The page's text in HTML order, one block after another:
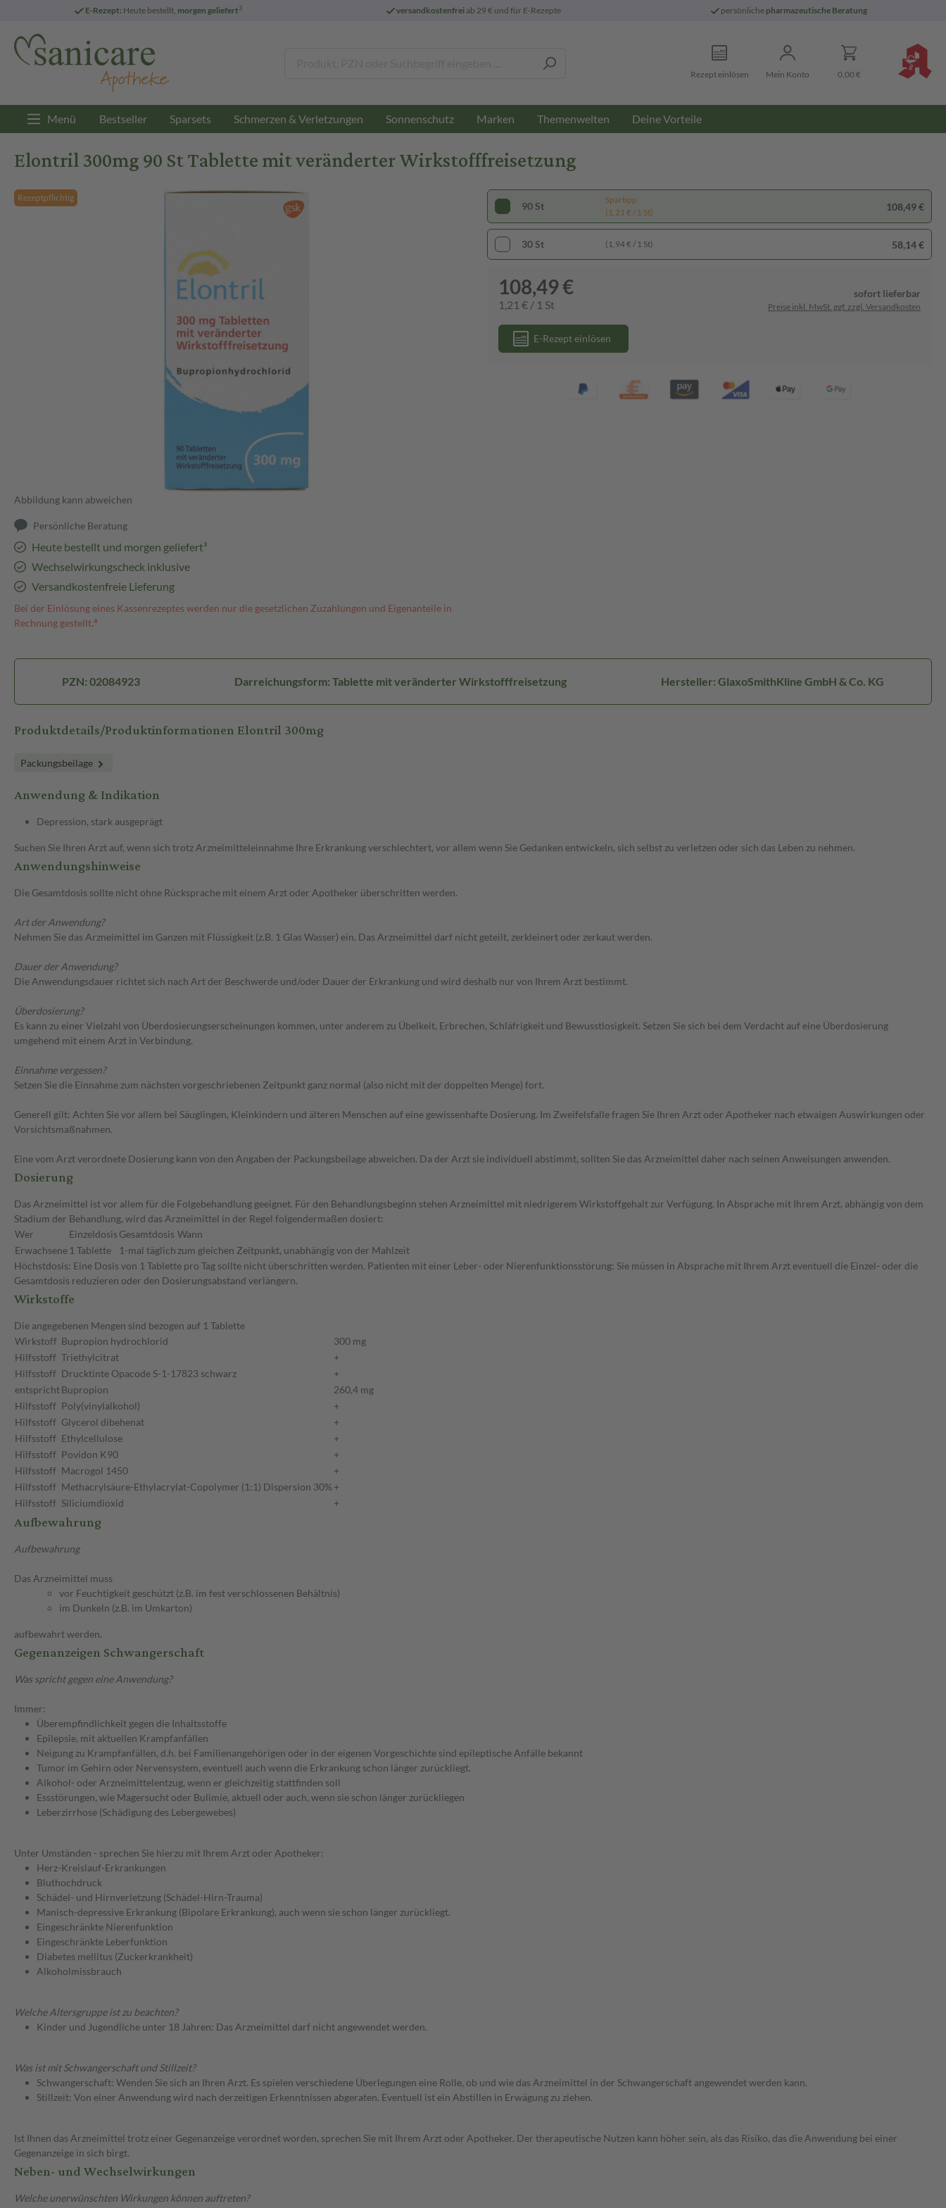
E-Rezept: Heute bestellt, morgen geliefert3 versandkostenfreiab 29 € und für E-Rezepte persönliche pharmazeutische Beratung
Rezept einlösen Mein Konto 0,00 €
Menü Bestseller Sparsets Schmerzen & Verletzungen Sonnenschutz Marken Themenwelten Deine Vorteile
Elontril 300mg 90 St Tablette mit veränderter Wirkstofffreisetzung
Rezeptpflichtig
Abbildung kann abweichen
Persönliche Beratung
Heute bestellt und morgen geliefert³
Wechselwirkungscheck inklusive
Versandkostenfreie Lieferung
Bei der Einlösung eines Kassenrezeptes werden nur die gesetzlichen Zuzahlungen und Eigenanteile in
Rechnung gestellt.⁴
90 St
Spartipp
(1,21 € / 1 St)
108,49 €
30 St (1,94 € / 1 St) 58,14 €
108,49 €
1,21 € / 1 St
sofort lieferbar
Preise inkl. MwSt. ggf. zzgl. Versandkosten
E-Rezept einlösen
PZN: 02084923 Darreichungsform: Tablette mit veränderter Wirkstofffreisetzung Hersteller: GlaxoSmithKline GmbH & Co. KG
Produktdetails/Produktinformationen Elontril 300mg
Packungsbeilage
Anwendung & Indikation
Depression, stark ausgeprägt
Suchen Sie Ihren Arzt auf, wenn sich trotz Arzneimitteleinnahme Ihre Erkrankung verschlechtert, vor allem wenn Sie Gedanken entwickeln, sich selbst zu verletzen oder sich das Leben zu nehmen.
Anwendungshinweise
Die Gesamtdosis sollte nicht ohne Rücksprache mit einem Arzt oder Apotheker überschritten werden.
Art der Anwendung?
Nehmen Sie das Arzneimittel im Ganzen mit Flüssigkeit (z.B. 1 Glas Wasser) ein. Das Arzneimittel darf nicht geteilt, zerkleinert oder zerkaut werden.
Dauer der Anwendung?
Die Anwendungsdauer richtet sich nach Art der Beschwerde und/oder Dauer der Erkrankung und wird deshalb nur von Ihrem Arzt bestimmt.
Überdosierung?
Es kann zu einer Vielzahl von Überdosierungserscheinungen kommen, unter anderem zu Übelkeit, Erbrechen, Schläfrigkeit und Bewusstlosigkeit. Setzen Sie sich bei dem Verdacht auf eine Überdosierung
umgehend mit einem Arzt in Verbindung.
Einnahme vergessen?
Setzen Sie die Einnahme zum nächsten vorgeschriebenen Zeitpunkt ganz normal (also nicht mit der doppelten Menge) fort.
Generell gilt: Achten Sie vor allem bei Säuglingen, Kleinkindern und älteren Menschen auf eine gewissenhafte Dosierung. Im Zweifelsfalle fragen Sie Ihren Arzt oder Apotheker nach etwaigen Auswirkungen oder
Vorsichtsmaßnahmen.
Eine vom Arzt verordnete Dosierung kann von den Angaben der Packungsbeilage abweichen. Da der Arzt sie individuell abstimmt, sollten Sie das Arzneimittel daher nach seinen Anweisungen anwenden.
Dosierung
Das Arzneimittel ist vor allem für die Folgebehandlung geeignet. Für den Behandlungsbeginn stehen Arzneimittel mit niedrigerem Wirkstoffgehalt zur Verfügung. In Absprache mit Ihrem Arzt, abhängig von dem
Stadium der Behandlung, wird das Arzneimittel in der Regel folgendermaßen dosiert:
Wer
Einzeldosis Gesamtdosis Wann
Erwachsene 1 Tablette 1-mal täglich zum gleichen Zeitpunkt, unabhängig von der Mahlzeit
Höchstdosis: Eine Dosis von 1 Tablette pro Tag sollte nicht überschritten werden. Patienten mit einer Leber- oder Nierenfunktionsstörung: Sie müssen in Absprache mit Ihrem Arzt eventuell die Einzel- oder die
Gesamtdosis reduzieren oder den Dosierungsabstand verlängern.
Wirkstoffe
Die angegebenen Mengen sind bezogen auf 1 Tablette
Wirkstoff Bupropion hydrochlorid
300 mg
Hilfsstoff Triethylcitrat
+
Hilfsstoff Drucktinte Opacode S-1-17823 schwarz
+
entsprichtBupropion
260,4 mg
Hilfsstoff Poly(vinylalkohol)
+
Hilfsstoff Glycerol dibehenat
+
Hilfsstoff Ethylcellulose
+
Hilfsstoff Povidon K90
+
Hilfsstoff Macrogol 1450
+
Hilfsstoff Methacrylsäure-Ethylacrylat-Copolymer (1:1) Dispersion 30%+
Hilfsstoff Siliciumdioxid +
Aufbewahrung
Aufbewahrung
Das Arzneimittel muss
vor Feuchtigkeit geschützt (z.B. im fest verschlossenen Behältnis)
im Dunkeln (z.B. im Umkarton)
aufbewahrt werden.
Gegenanzeigen Schwangerschaft
Was spricht gegen eine Anwendung?
Immer:
Überempfindlichkeit gegen die Inhaltsstoffe
Epilepsie, mit aktuellen Krampfanfällen
Neigung zu Krampfanfällen, d.h. bei Familienangehörigen oder in der eigenen Vorgeschichte sind epileptische Anfälle bekannt
Tumor im Gehirn oder Nervensystem, eventuell auch wenn die Erkrankung schon länger zurückliegt.
Alkohol- oder Arzneimittelentzug, wenn er gleichzeitig stattfinden soll
Essstörungen, wie Magersucht oder Bulimie, aktuell oder auch, wenn sie schon länger zurückliegen
Leberzirrhose (Schädigung des Lebergewebes)
Unter Umständen - sprechen Sie hierzu mit Ihrem Arzt oder Apotheker:
Herz-Kreislauf-Erkrankungen
Bluthochdruck
Schädel- und Hirnverletzung (Schädel-Hirn-Trauma)
Manisch-depressive Erkrankung (Bipolare Erkrankung), auch wenn sie schon länger zurückliegt.
Eingeschränkte Nierenfunktion
Eingeschränkte Leberfunktion
Diabetes mellitus (Zuckerkrankheit)
Alkoholmissbrauch
Welche Altersgruppe ist zu beachten?
Kinder und Jugendliche unter 18 Jahren: Das Arzneimittel darf nicht angewendet werden.
Was ist mit Schwangerschaft und Stillzeit?
Schwangerschaft: Wenden Sie sich an Ihren Arzt. Es spielen verschiedene Überlegungen eine Rolle, ob und wie das Arzneimittel in der Schwangerschaft angewendet werden kann.
Stillzeit: Von einer Anwendung wird nach derzeitigen Erkenntnissen abgeraten. Eventuell ist ein Abstillen in Erwägung zu ziehen.
Ist Ihnen das Arzneimittel trotz einer Gegenanzeige verordnet worden, sprechen Sie mit Ihrem Arzt oder Apotheker. Der therapeutische Nutzen kann höher sein, als das Risiko, das die Anwendung bei einer
Gegenanzeige in sich birgt.
Neben- und Wechselwirkungen
Welche unerwünschten Wirkungen können auftreten?